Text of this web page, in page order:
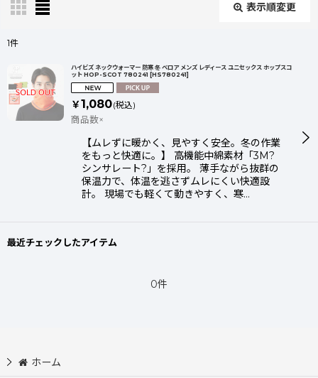
表示順変更
表示数
並び順:
絞り込む
1件
ハイビズ ネックウォーマー 防寒 冬 ベロア メンズ レディース ユニセックス ホップスコ
ット HOP-SCOT 780241 [HS780241]
￥1,080(税込)
商品数×
【ムレずに暖かく、見やすく安全。冬の作業
をもっと快適に。】 高機能中綿素材「3M?
シンサレート?」を採用。 薄手ながら抜群の
保温力で、体温を逃さずムレにくい快適設
計。 現場でも軽くて動きやすく、寒…
最近チェックしたアイテム
0件
ホーム